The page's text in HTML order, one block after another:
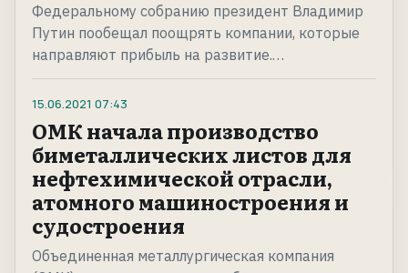
Федеральному собранию президент Владимир
Путин пообещал поощрять компании, которые
направляют прибыль на развитие.…
15.06.2021 07:43
ОМК начала производство
биметаллических листов для
нефтехимической отрасли,
атомного машиностроения и
судостроения
Объединенная металлургическая компания